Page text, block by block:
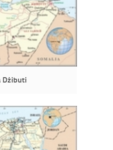
Dżibuti